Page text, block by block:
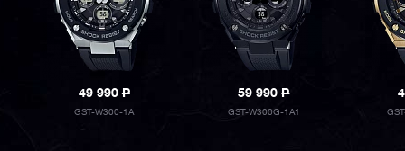
49 990P
GST-W300-1A
59 990P
GST-W300G-1A1